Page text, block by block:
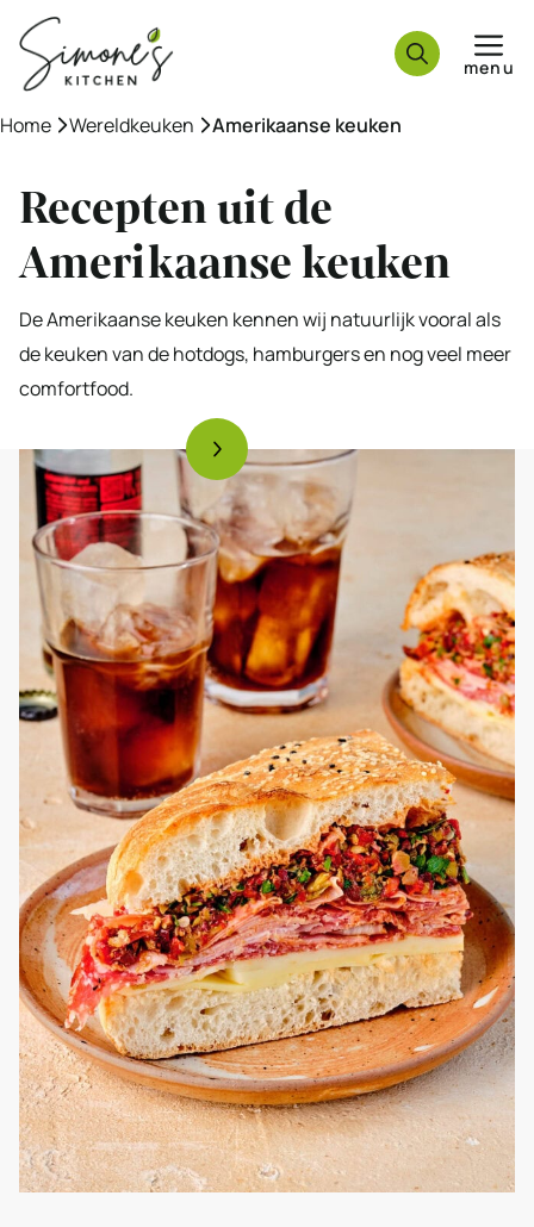
naar
inhoud
menu
Home »Wereldkeuken »Amerikaanse keuken
Recepten uit de
Amerikaanse keuken
De Amerikaanse keuken kennen wij natuurlijk vooral als
de keuken van de hotdogs, hamburgers en nog veel meer
comfortfood.